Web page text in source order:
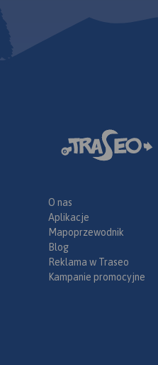
O nas
Aplikacje
Mapoprzewodnik
Blog
Reklama w Traseo
Kampanie promocyjne